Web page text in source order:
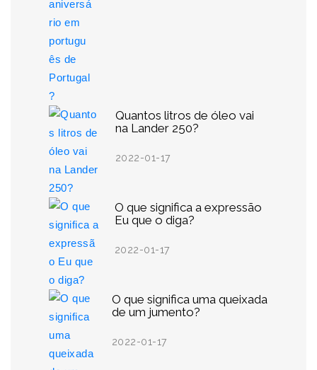
Quantos litros de óleo vai
na Lander 250?
2022-01-17
O que significa a expressão
Eu que o diga?
2022-01-17
O que significa uma queixada
de um jumento?
2022-01-17